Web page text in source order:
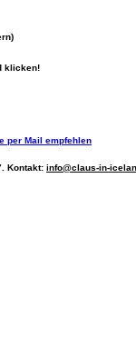
klicken!
Kontakt: info@claus-in-